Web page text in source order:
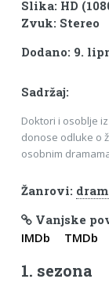
Slika: HD
Zvuk: Stereo
Dodano: 9.
Sadržaj:
Doktori i osoblje
donose odluke o
osobnim
Žanrovi:
Vanjske
IMDb TMDb
1. sezona